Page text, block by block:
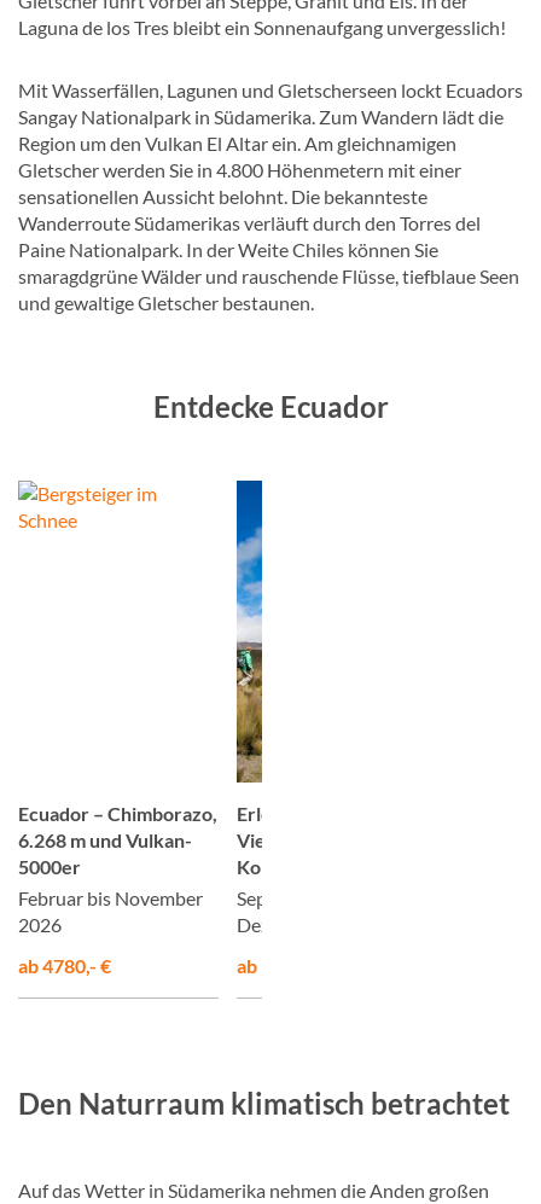
Laguna de los Tres bleibt ein Sonnenaufgang unvergesslich!
Mit Wasserfällen, Lagunen und Gletscherseen lockt Ecuadors
Sangay Nationalpark in Südamerika. Zum Wandern lädt die
Region um den Vulkan El Altar ein. Am gleichnamigen
Gletscher werden Sie in 4.800 Höhenmetern mit einer
sensationellen Aussicht belohnt. Die bekannteste
Wanderroute Südamerikas verläuft durch den Torres del
Paine Nationalpark. In der Weite Chiles können Sie
smaragdgrüne Wälder und rauschende Flüsse, tiefblaue Seen
und gewaltige Gletscher bestaunen.
Entdecke Ecuador
Ecuador – Chimborazo,
6.268 m und Vulkan-
5000er
Februar bis November
2026
ab 4780,- €
Erlebnis Ecuador – Die
Vielfalt eines
Kontinents
September 2026 bis
Dezember 2027
ab 3995,- €
Den Naturraum klimatisch betrachtet
Auf das Wetter in Südamerika nehmen die Anden großen